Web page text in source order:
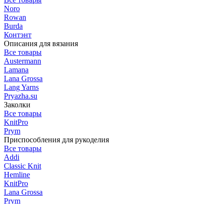
Noro
Rowan
Burda
Контэнт
Описания для вязания
Все товары
Austermann
Lamana
Lana Grossa
Lang Yarns
Pryazha.su
Заколки
Все товары
KnitPro
Prym
Приспособления для рукоделия
Все товары
Addi
Classic Knit
Hemline
KnitPro
Lana Grossa
Prym